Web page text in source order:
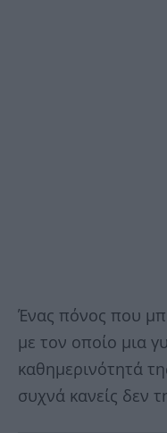
Ένας πόνος που
με τον οποίο μια
καθημερινότητά
συχνά κανείς δεν